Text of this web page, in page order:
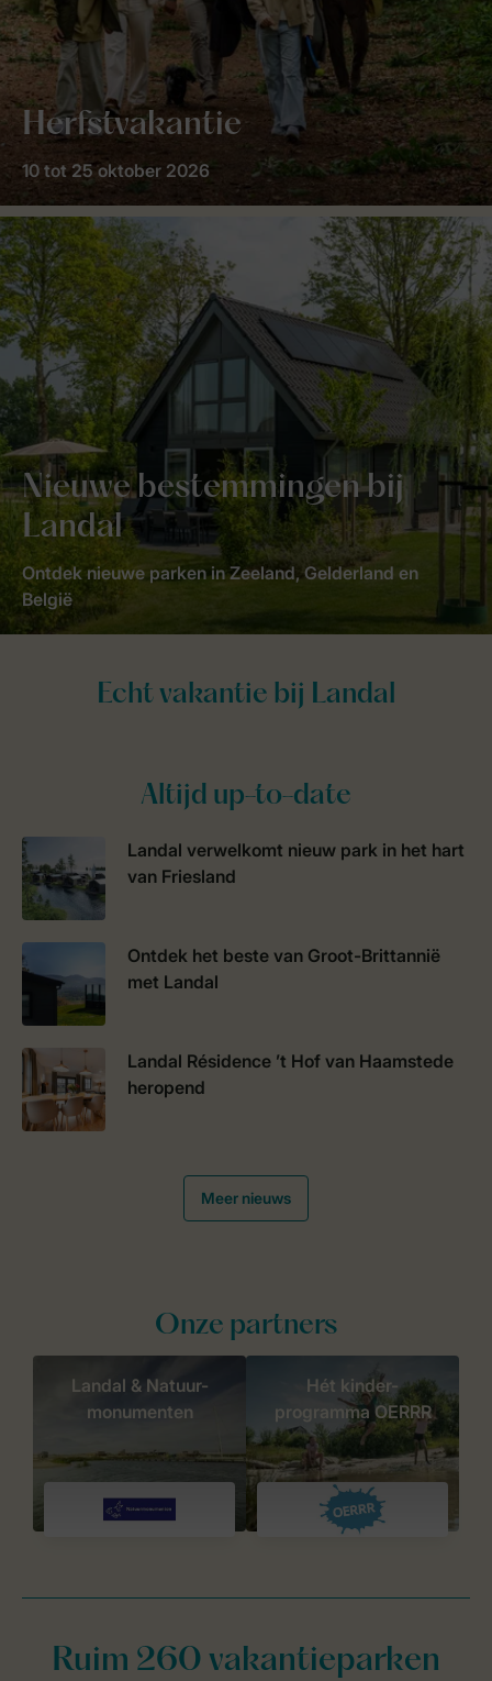
Herfstvakantie
10 tot 25 oktober 2026
Nieuwe bestemmingen bij
Landal
Ontdek nieuwe parken in Zeeland, Gelderland en
België
Altijd up-to-date
Landal verwelkomt nieuw park in het hart
van Friesland
Ontdek het beste van Groot-Brittannië
met Landal
Landal Résidence ’t Hof van Haamstede
heropend
Meer nieuws
Onze partners
Landal & Natuur-
monumenten
Hét kinder-
programma OERRR
Ruim 260 vakantieparken